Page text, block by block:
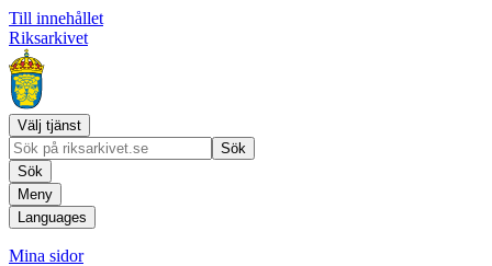
Till innehållet
Riksarkivet
Välj tjänst
Sök
Sök
Meny
Languages
Mina sidor